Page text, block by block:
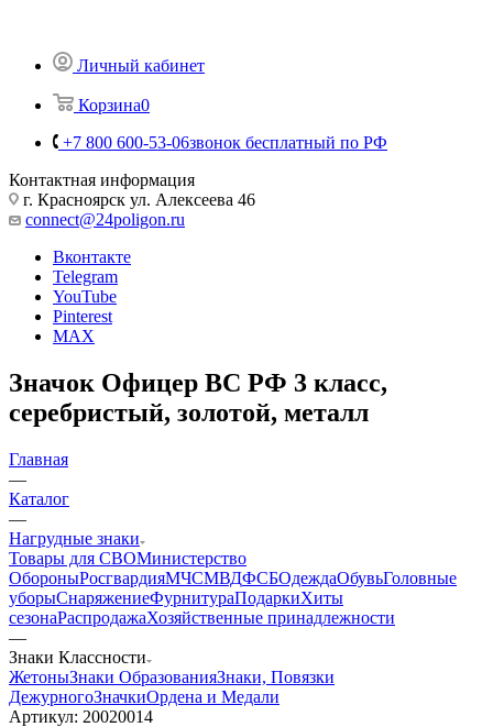
Личный кабинет
Корзина0
+7 800 600-53-06звонок бесплатный по РФ
Контактная информация
г. Красноярск ул. Алексеева 46
connect@24poligon.ru
Вконтакте
Telegram
YouTube
Pinterest
MAX
Значок Офицер ВС РФ 3 класс,
серебристый, золотой, металл
Главная
—
Каталог
—
Нагрудные знаки
Товары для СВОМинистерство
ОбороныРосгвардияМЧСМВДФСБОдеждаОбувьГоловные
уборыСнаряжениеФурнитураПодаркиХиты
сезонаРаспродажаХозяйственные принадлежности
—
Знаки Классности
ЖетоныЗнаки ОбразованияЗнаки, Повязки
ДежурногоЗначкиОрдена и Медали
Артикул: 20020014